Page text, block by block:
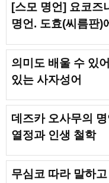
[스모 명언] 요코즈
명언. 도효(씨름판)
의미도 배울 수 있
있는 사자성어
데즈카 오사무의
열정과 인생 철학
무심코 따라 말하